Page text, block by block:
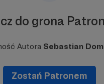
do grona
Autora Sebastian
Zostań Patronem